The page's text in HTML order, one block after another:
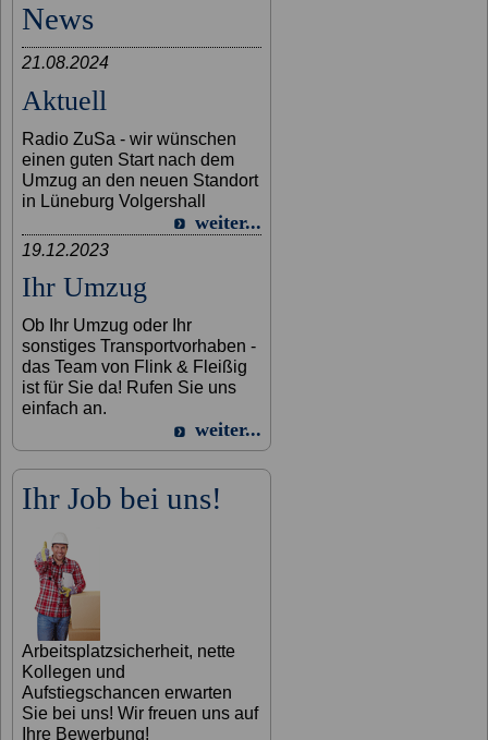
News
21.08.2024
Aktuell
Radio ZuSa - wir wünschen
einen guten Start nach dem
Umzug an den neuen Standort
in Lüneburg Volgershall
weiter...
19.12.2023
Ihr Umzug
Ob Ihr Umzug oder Ihr
sonstiges Transportvorhaben -
das Team von Flink & Fleißig
ist für Sie da! Rufen Sie uns
einfach an.
weiter...
Ihr Job bei uns!
Arbeitsplatzsicherheit, nette
Kollegen und
Aufstiegschancen erwarten
Sie bei uns! Wir freuen uns auf
Ihre Bewerbung!